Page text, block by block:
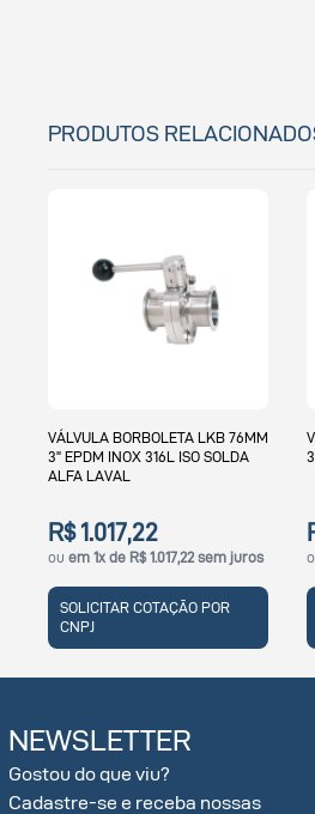
PRODUTOS
VÁLVULA BORBOLETA 4" INOX
316L EPDM ALFA LAVAL
R$ 2.922,18
ou em 1x de R$ 2.922,18 sem juros
SOLICITAR COTAÇÃO POR
CNPJ
NEWSLETTER
Gostou do que viu?
Cadastre-se e receba nossas